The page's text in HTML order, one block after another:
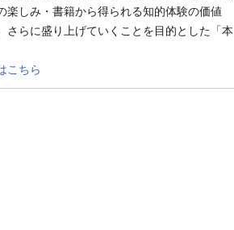
しみ・書籍から得られる知的体験の価値
らに盛り上げていくことを目的とした「本
こちら